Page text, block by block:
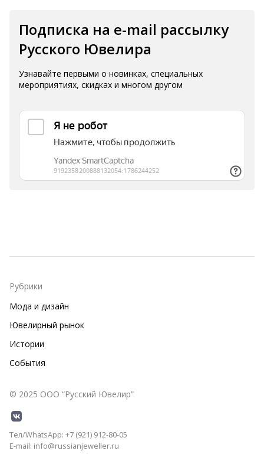
Подписка на e-mail рассылку
Русского Ювелира
Узнавайте первыми о новинках, специальных
мероприятиях, скидках и многом другом
© 2025 ООО “Русский Ювелир”
Тел/WhatsApp: +7 (921) 912-80-05
E-mail: info@russianjeweller.ru
Рубрики
Мода и дизайн
Ювелирный рынок
Истории
События